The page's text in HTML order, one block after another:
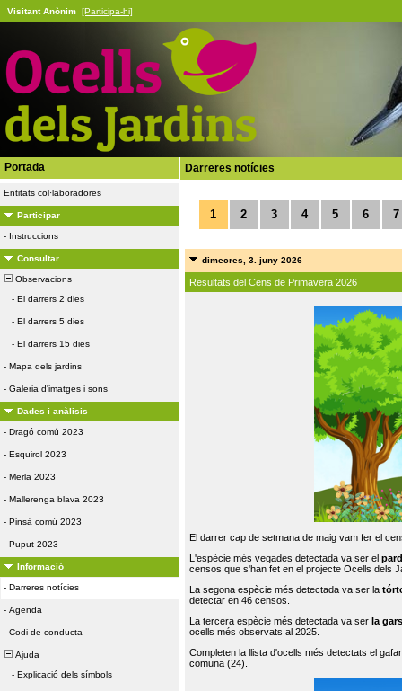
Visitant Anònim [Participa-hi]
Portada
Entitats col·laboradores
Participar
- Instruccions
Consultar
Observacions
- El darrers 2 dies
- El darrers 5 dies
- El darrers 15 dies
- Mapa dels jardins
- Galeria d'imatges i sons
Dades i anàlisis
- Dragó comú 2023
- Esquirol 2023
- Merla 2023
- Mallerenga blava 2023
- Pinsà comú 2023
- Puput 2023
Informació
- Darreres notícies
- Agenda
- Codi de conducta
Ajuda
- Explicació dels símbols
Darreres notícies
1 2 3 4 5 6 7
dimecres, 3. juny 2026
Resultats del Cens de Primavera 2026
El darrer cap de setmana de maig vam fer el
L'espècie més vegades detectada va ser el
censos que s'han fet en el projecte Ocells dels
La segona espècie més detectada va ser la
detectar en 46 censos.
La tercera espècie més detectada va ser la
ocells més observats al 2025.
Completen la llista d'ocells més detectats el
comuna (24).